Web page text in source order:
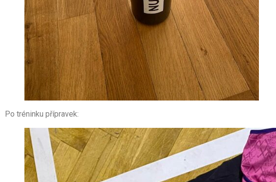
Po tréninku přípravek: